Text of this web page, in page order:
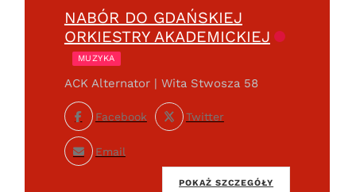
NABÓR DO GDAŃSKIEJ
ORKIESTRY AKADEMICKIEJ
MUZYKA
ACK Alternator | Wita Stwosza 58
Facebook Twitter
Email
POKAŻ SZCZEGÓŁY